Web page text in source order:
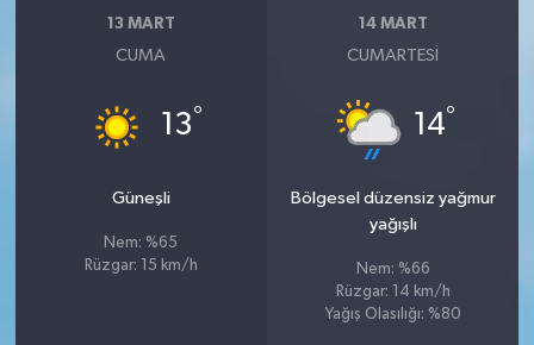
13 MART
CUMA
13°
Güneşli
Nem: %65
Rüzgar: 15 km/h
14 MART
CUMARTESI
14°
Bölgesel düzensiz yağmur
yağışlı
Nem: %66
Rüzgar: 14 km/h
Yağış Olasılığı: %80